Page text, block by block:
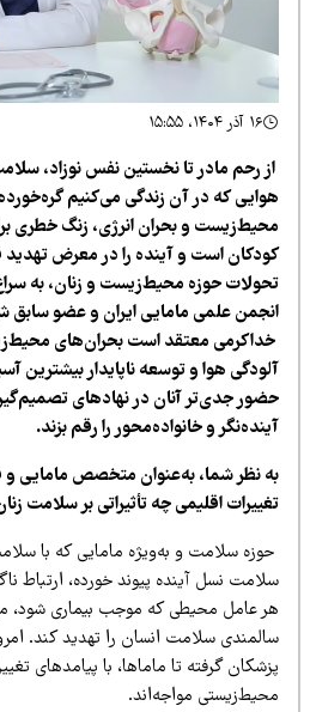
رحم مادر تا نخستین نفس نوزاد، سلامت
که در آن زندگی می‌کنیم گره‌خورده
و بحران انرژی، زنگ خطری برای
است و آینده را در معرض تهدید قرار
حوزه محیط‌زیست و زنان، به سراغ
علمی مامایی ایران و عضو سابق شورای
معتقد است بحران‌های محیط‌زیستی
هوا و توسعه ناپایدار بیشترین آسیب
جدی‌تر آنان در نهادهای تصمیم‌گیر،
و خانواده‌محور را رقم بزند.
نظر شما، به‌عنوان متخصص مامایی و
اقلیمی چه تأثیراتی بر سلامت زنان و
سلامت و به‌ویژه مامایی که با سلامت
نسل آینده پیوند خورده، ارتباط
عامل محیطی که موجب بیماری شود،
سلامت انسان را تهدید کند. امروز
گرفته تا ماماها، با پیامدهای تغییرات
مواجه‌اند.